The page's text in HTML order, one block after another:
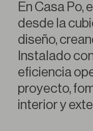
En Casa Po,
desde la
diseño,
Instalado
eficiencia
proyecto,
interior y